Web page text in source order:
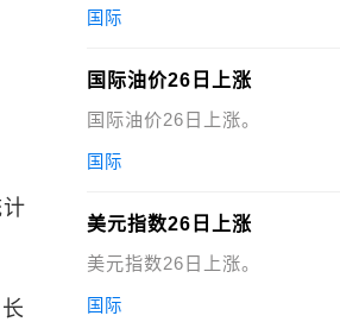
国际
国际油价26日上涨
国际油价26日上涨。
国际
美元指数26日上涨
美元指数26日上涨。
国际